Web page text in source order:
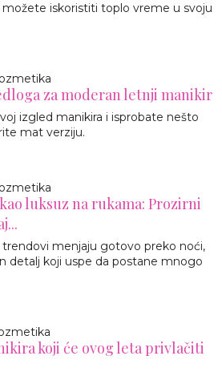
iskoristiti toplo vreme u svoju
za moderan letnji manikir
izgled manikira i isprobate nešto
mat verziju.
luksuz na rukama: Prozirni
menjaju gotovo preko noći,
detalj koji uspe da postane mnogo
koji će ovog leta privlačiti